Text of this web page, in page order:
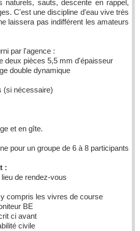
naturels, sauts, descente en rappel,
C'est une discipline d'eau vive très
laissera pas indifférent les amateurs
par l'agence :
deux pièces 5,5 mm d'épaisseur
double dynamique
(si nécessaire)
et en gîte.
pour un groupe de 6 à 8 participants
:
de rendez-vous
compris les vivres de course
BE
ci avant
civile